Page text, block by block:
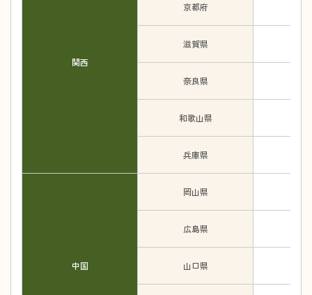
関西
京都府
滋賀県
奈良県
和歌山県
兵庫県
中国
岡山県
広島県
山口県